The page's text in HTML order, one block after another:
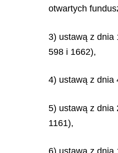
otwartych
3) ustawą z dnia
598 i 1662),
4) ustawą z dnia
5) ustawą z dnia
1161),
6) ustawą z dnia